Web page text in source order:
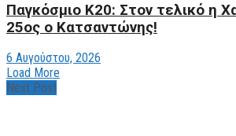
Παγκόσμιο Κ20: Στον τελικό η
25ος ο Κατσαντώνης!
6 Αυγούστου, 2026
Load More
Next Post